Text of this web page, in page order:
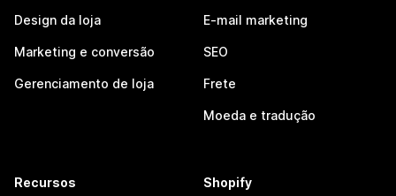
Design da loja
Marketing e conversão
Gerenciamento de loja
E-mail marketing
SEO
Frete
Moeda e tradução
Recursos Shopify